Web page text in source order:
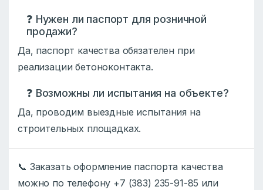
❓ Нужен ли паспорт для розничной
продажи?
Да, паспорт качества обязателен при
реализации бетоноконтакта.
❓ Возможны ли испытания на объекте?
Да, проводим выездные испытания на
строительных площадках.
📞 Заказать оформление паспорта качества
можно по телефону +7 (383) 235-91-85 или